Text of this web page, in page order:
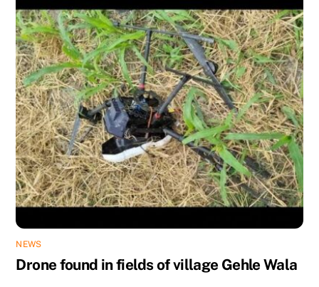
NEWS
Drone found in fields of village Gehle Wala